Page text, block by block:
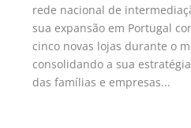
rede nacional de
sua expansão em Portugal
cinco novas lojas durante o
consolidando a sua
das famílias e empresas...